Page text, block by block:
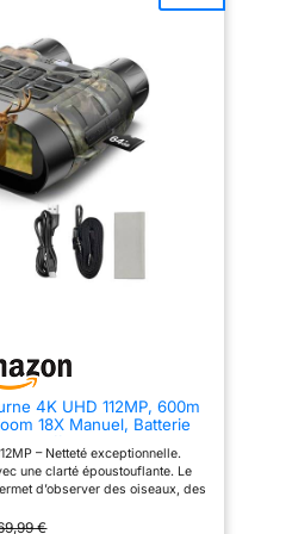
4K UHD 112MP, 600m
18X Manuel, Batterie
Nocturne, Etui de
Inclus
– Netteté exceptionnelle.
une clarté époustouflante. Le
d’observer des oiseaux, des
les randonnées en
€